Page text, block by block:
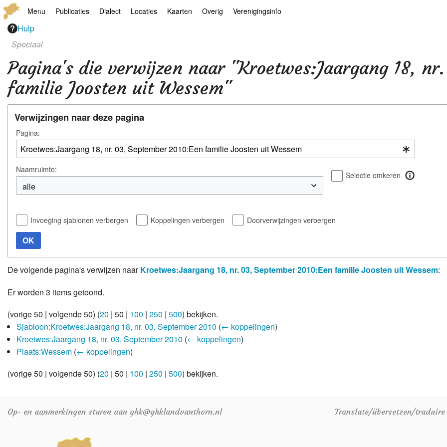
Menu
Nieuws archief
Publicaties
Overige
Zoeken
Dialect
Gedicht van Har Sniekers in het Thoears
Oetdrökkinge en Gezèkdjes in het Thoears
Locaties
Grenspalen
Kaarten
Zoom
Overig Verenigingsinfo
Hulp
Speciaal
Pagina's die verwijzen naar "Kroetwes:Jaargang 18,
familie Joosten uit Wessem"
Verwijzingen naar deze pagina
Pagina:
Naamruimte:
Selectie omkeren
Invoeging sjablonen verbergen Koppelingen verbergen Doorverwijzingen verbergen
OK
De volgende pagina's verwijzen naarKroetwes:Jaargang 18, nr. 03, September 2010:Een familie Joosten uit Wessem:
Er worden 3 items getoond.
(vorige 50 | volgende 50) (20 | 50 | 100 | 250 | 500) bekijken.
Sjabloon:Kroetwes:Jaargang 18, nr. 03, September 2010 (← koppelingen)
Kroetwes:Jaargang 18, nr. 03, September 2010 (← koppelingen)
Plaats:Wessem (← koppelingen)
(vorige 50 | volgende 50) (20 | 50 | 100 | 250 | 500) bekijken.
Op- en aanmerkingen sturen aan ghk@ghklandvanthorn.nl Translate/übersetzen/traduire